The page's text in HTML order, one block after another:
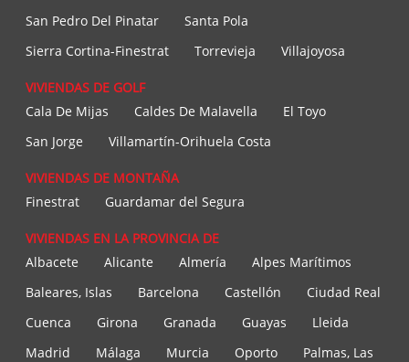
San Pedro Del Pinatar
Santa Pola
Sierra Cortina-Finestrat
Torrevieja Villajoyosa
VIVIENDAS DE GOLF
Cala De Mijas
Caldes De Malavella
El Toyo
San Jorge
Villamartín-Orihuela Costa
VIVIENDAS DE MONTAÑA
Finestrat
Guardamar del Segura
VIVIENDAS EN LA PROVINCIA DE
Albacete
Alicante Almería
Alpes Marítimos
Baleares, Islas
Barcelona Castellón
Ciudad Real
Cuenca
Girona Granada Guayas
Lleida
Madrid
Málaga Murcia Oporto
Palmas, Las